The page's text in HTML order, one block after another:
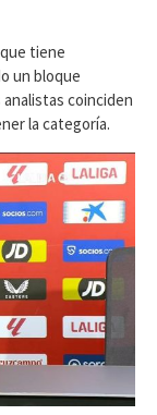
tiene
un bloque
coinciden
la categoría.